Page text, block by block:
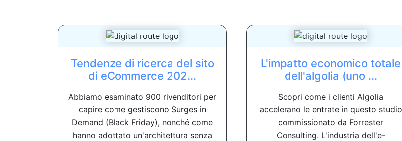
Tendenze di ricerca del sito
di eCommerce 202...
Abbiamo esaminato 900 rivenditori per
capire come gestiscono Surges in
Demand (Black Friday), nonché come
hanno adottato un'architettura senza
L'impatto economico totale
dell'algolia (uno ...
Scopri come i clienti Algolia
accelerano le entrate in questo studio
commissionato da Forrester
Consulting. L'industria dell'e-